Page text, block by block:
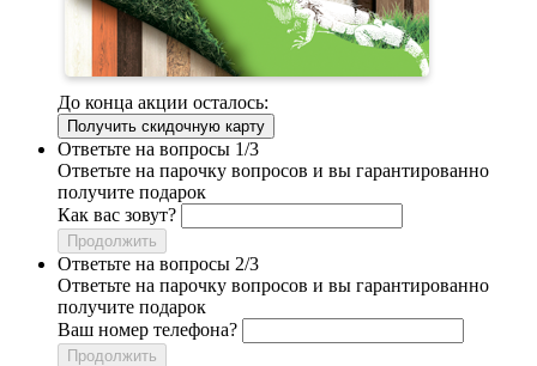
До конца акции осталось:
Получить скидочную карту
Ответьте на вопросы 1/3
Ответьте на парочку вопросов и вы гарантированно
получите подарок
Как вас зовут?
Продолжить
Ответьте на вопросы 2/3
Ответьте на парочку вопросов и вы гарантированно
получите подарок
Ваш номер телефона?
Продолжить